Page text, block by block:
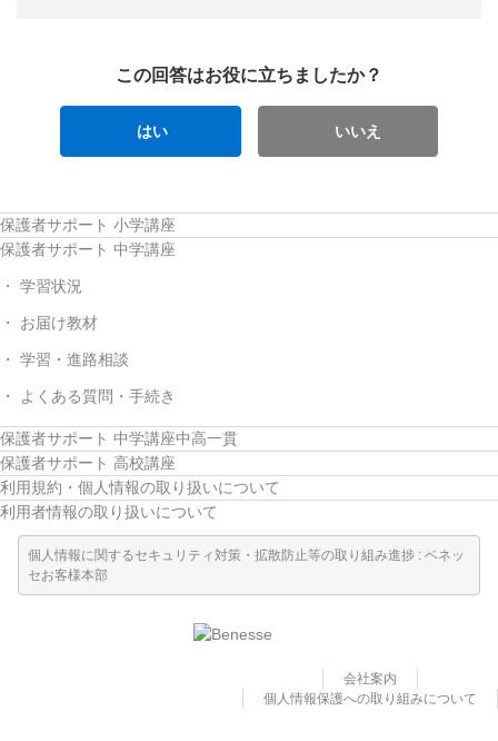
この回答はお役に立ちましたか？
はい いいえ
保護者サポート 小学講座
保護者サポート 中学講座
学習状況
お届け教材
学習・進路相談
よくある質問・手続き
保護者サポート 中学講座中高一貫
保護者サポート 高校講座
利用規約・個人情報の取り扱いについて
利用者情報の取り扱いについて
個人情報に関するセキュリティ対策・拡散防止等の取り組み進捗 : ベネッ
セお客様本部
会社案内
個人情報保護への取り組みについて